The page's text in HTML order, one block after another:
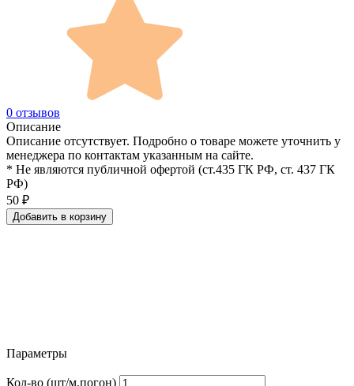
0 отзывов
Описание
Описание отсутствует. Подробно о товаре можете уточнить у
менеджера по контактам указанным на сайте.
* Не являются публичной офертой (ст.435 ГК РФ, cт. 437 ГК
РФ)
50 ₽
Добавить в корзину
Параметры
Кол-во (шт/м.погон)